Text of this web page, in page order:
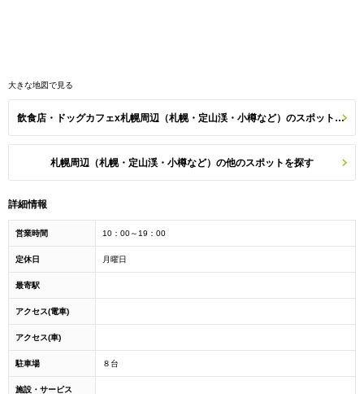
大きな地図で見る
飲食店・ドッグカフェx札幌周辺（札幌・定山渓・小樽など）のスポット一覧
札幌周辺（札幌・定山渓・小樽など）の他のスポットを探す
詳細情報
営業時間 10：00～19：00
定休日 月曜日
最寄駅
アクセス(電車)
アクセス(車)
駐車場 ８台
施設・サービス